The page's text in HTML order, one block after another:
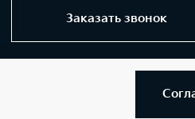
Заказать звонок